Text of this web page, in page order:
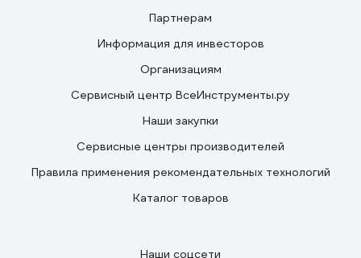
Партнерам
Информация для инвесторов
Организациям
Сервисный центр ВсеИнструменты.ру
Наши закупки
Сервисные центры производителей
Правила применения рекомендательных технологий
Каталог товаров
Наши соцсети